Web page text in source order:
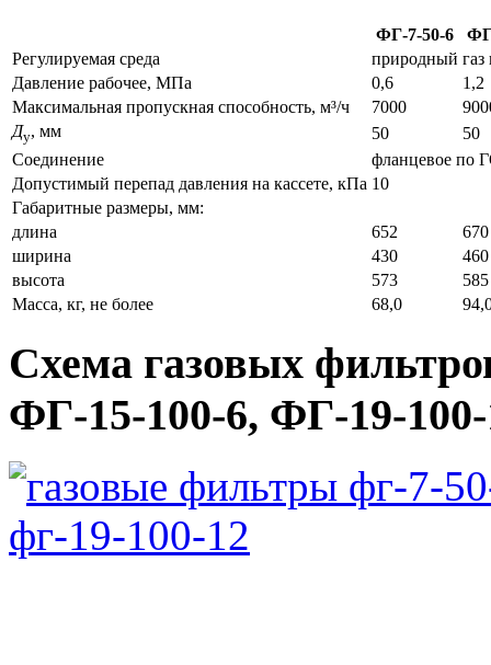
ФГ-7-50-6
Регулируемая среда
природный
Давление рабочее, МПа
0,6
1,2
Максимальная пропускная способность, м³/ч
7000
Ду, мм 50
50
Соединение
фланцевое по
Допустимый перепад давления на кассете, кПа 10
Габаритные размеры, мм:
длина
652
670
ширина
430
460
высота
573
585
Масса, кг, не более
68,0
Схема газовых
ФГ-15-100-6, ФГ-19-